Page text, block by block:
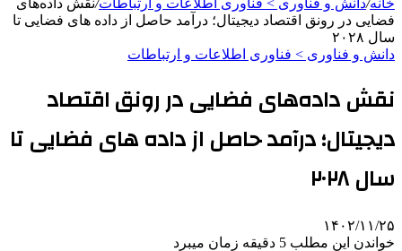
خانه/دانش و فناوری > فناوری اطلاعات و ارتباطات/نقش داده‌های
فضایی در رونق اقتصاد دیجیتال؛ درآمد حاصل از داده های فضایی تا
سال ۲۰۲۸
دانش و فناوری > فناوری اطلاعات و ارتباطات
نقش داده‌های فضایی در رونق اقتصاد
دیجیتال؛ درآمد حاصل از داده های فضایی تا
سال ۲۰۲۸
۱۴۰۲/۱۱/۲۵
خواندن این مطلب 5 دقیقه زمان میبرد